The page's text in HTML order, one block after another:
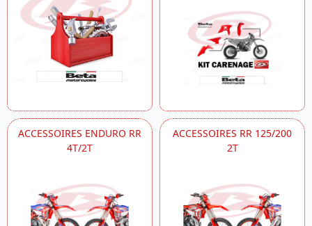
ACCESSOIRES ENDURO RR
4T/2T
ACCESSOIRES RR 125/200
2T